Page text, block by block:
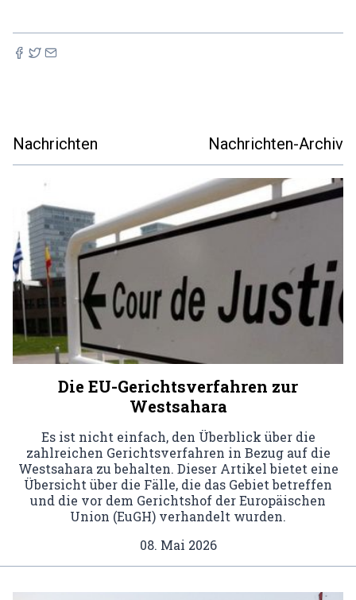
Nachrichten Nachrichten-Archiv
Die EU-Gerichtsverfahren zur
Westsahara
Es ist nicht einfach, den Überblick über die
zahlreichen Gerichtsverfahren in Bezug auf die
Westsahara zu behalten. Dieser Artikel bietet eine
Übersicht über die Fälle, die das Gebiet betreffen
und die vor dem Gerichtshof der Europäischen
Union (EuGH) verhandelt wurden.
08. Mai 2026